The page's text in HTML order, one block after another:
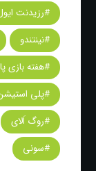
#رزیدنت ایول
#نینتندو
#هفته بازی
#پلی
#روگ اَلای
#سونی